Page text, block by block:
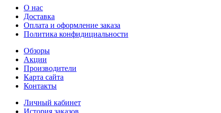
О нас
Доставка
Оплата и оформление заказа
Политика конфидициальности
Обзоры
Акции
Производители
Карта сайта
Контакты
Личный кабинет
История заказов